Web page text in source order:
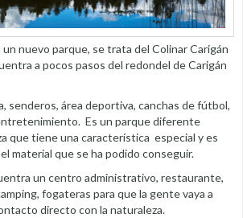
nuevo parque, se trata del Colinar Carigán
a pocos pasos del redondel de Carigán
senderos, área deportiva, canchas de fútbol,
Es un parque diferente
que tiene una característica especial y es
material que se ha podido conseguir.
un centro administrativo, restaurante,
fogateras para que la gente vaya a
directo con la naturaleza.